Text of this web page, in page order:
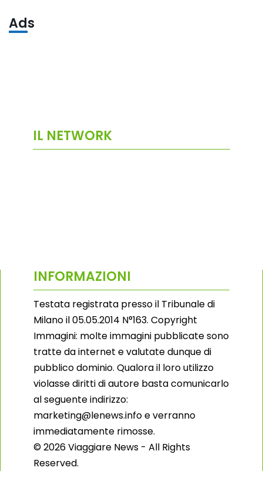
Ads
IL NETWORK
INFORMAZIONI
Testata registrata presso il Tribunale di
Milano il 05.05.2014 N°163. Copyright
Immagini: molte immagini pubblicate sono
tratte da internet e valutate dunque di
pubblico dominio. Qualora il loro utilizzo
violasse diritti di autore basta comunicarlo
al seguente indirizzo:
marketing@lenews.info e verranno
immediatamente rimosse.
© 2026 Viaggiare News - All Rights
Reserved.